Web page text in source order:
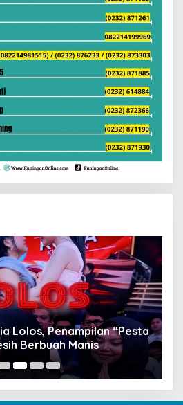
Lolos, Penampilan “Pesta
Berbuah Manis